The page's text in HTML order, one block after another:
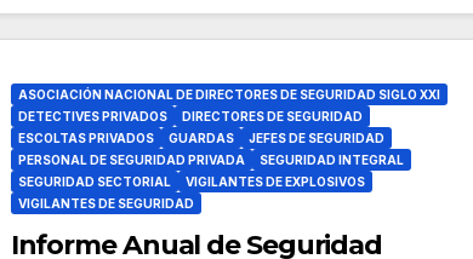
ASOCIACIÓN NACIONAL DE DIRECTORES DE SEGURIDAD SIGLO XXI
DETECTIVES PRIVADOS
DIRECTORES DE SEGURIDAD
ESCOLTAS PRIVADOS
GUARDAS
JEFES DE SEGURIDAD
PERSONAL DE SEGURIDAD PRIVADA
SEGURIDAD INTEGRAL
SEGURIDAD SECTORIAL
VIGILANTES DE EXPLOSIVOS
VIGILANTES DE SEGURIDAD
Informe Anual de Seguridad